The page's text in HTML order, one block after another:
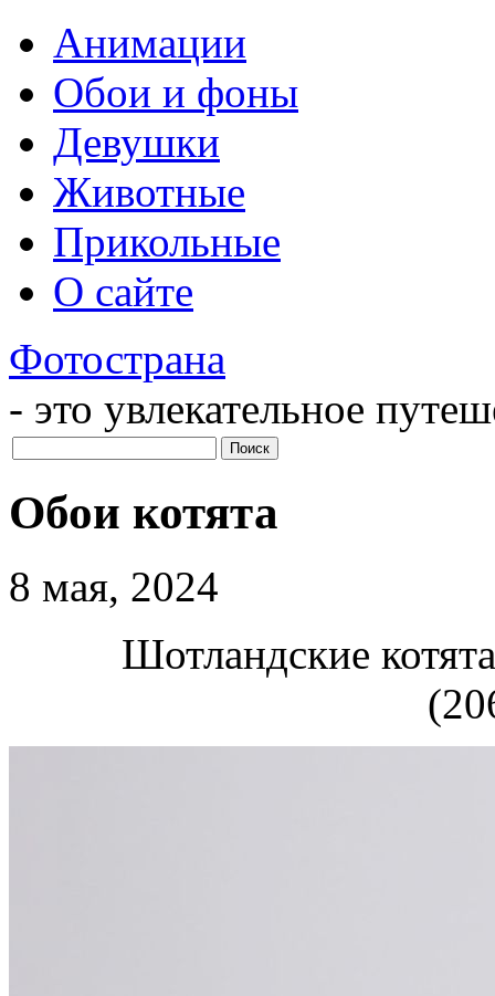
Анимации
Обои и фоны
Девушки
Животные
Прикольные
О сайте
Фотострана
- это увлекательное
Обои котята
8 мая, 2024
Шотландские